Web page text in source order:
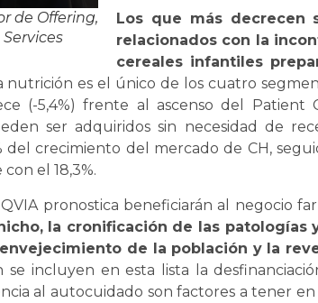
de Offering,
Los que más decrecen
relacionados con la
cereales infantiles
nutrición es el único de los cuatro
(-5,4%) frente al ascenso del Patient
ser adquiridos sin necesidad de
del crecimiento del mercado de CH,
el 18,3%.
pronostica beneficiarán al negocio
la cronificación de las patologías
de la población y la
se incluyen en esta lista la
al autocuidado son factores a tener